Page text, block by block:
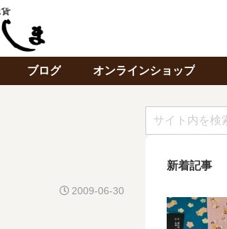
ブログ オンラインショップ
2009-06-30
新着記事